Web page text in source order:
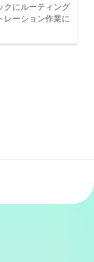
クにルーティング
レーション作業に